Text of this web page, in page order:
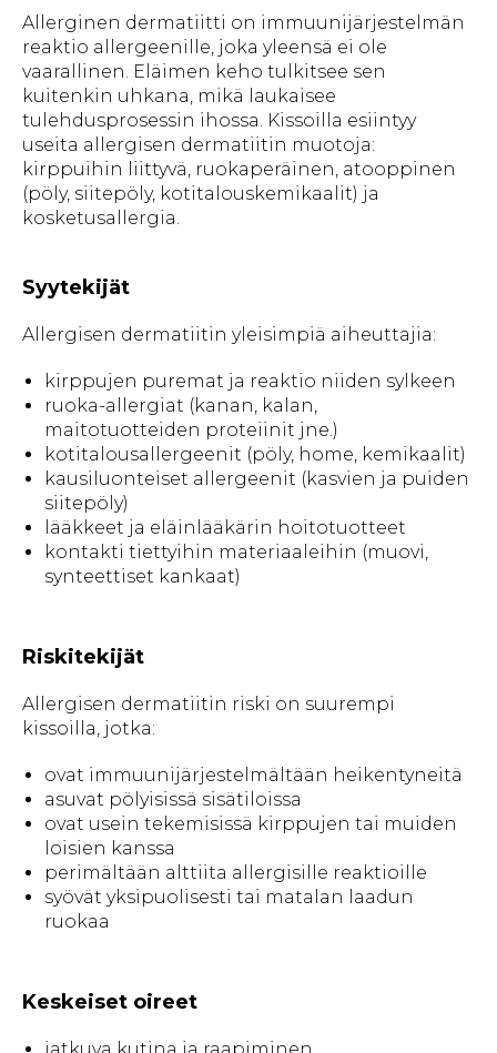
Allerginen dermatiitti on immuunijärjestelmän
reaktio allergeenille, joka yleensä ei ole
vaarallinen. Eläimen keho tulkitsee sen
kuitenkin uhkana, mikä laukaisee
tulehdusprosessin ihossa. Kissoilla esiintyy
useita allergisen dermatiitin muotoja:
kirppuihin liittyvä, ruokaperäinen, atooppinen
(pöly, siitepöly, kotitalouskemikaalit) ja
kosketusallergia.
Syytekijät
Allergisen dermatiitin yleisimpiä aiheuttajia:
kirppujen puremat ja reaktio niiden sylkeen
ruoka-allergiat (kanan, kalan,
maitotuotteiden proteiinit jne.)
kotitalousallergeenit (pöly, home, kemikaalit)
kausiluonteiset allergeenit (kasvien ja puiden
siitepöly)
lääkkeet ja eläinlääkärin hoitotuotteet
kontakti tiettyihin materiaaleihin (muovi,
synteettiset kankaat)
Riskitekijät
Allergisen dermatiitin riski on suurempi
kissoilla, jotka:
ovat immuunijärjestelmältään heikentyneitä
asuvat pölyisissä sisätiloissa
ovat usein tekemisissä kirppujen tai muiden
loisien kanssa
perimältään alttiita allergisille reaktioille
syövät yksipuolisesti tai matalan laadun
ruokaa
Keskeiset oireet